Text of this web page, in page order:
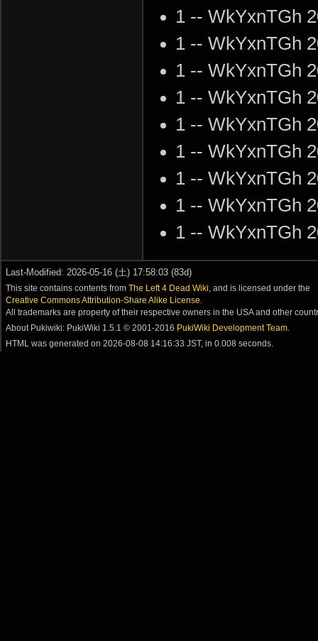
1 -- WkYxnTGh
1 -- WkYxnTGh
1 -- WkYxnTGh
1 -- WkYxnTGh
1 -- WkYxnTGh
1 -- WkYxnTGh
1 -- WkYxnTGh
1 -- WkYxnTGh
1 -- WkYxnTGh
Last-Modified: 2026-05-16 (土) 17:58:03 (83d)
This site contains contents fromThe Left 4 Dead Wiki , and is licensed under the
Creative Commons Attribution-Share Alike License
All trademarks are property of their respective owners in the USA and other
About Pukiwiki: PukiWiki 1.5.1 © 2001-2016 PukiWiki Development Team
HTML was generated on2026-08-08 14:16:33 JST, in 0.008 seconds.